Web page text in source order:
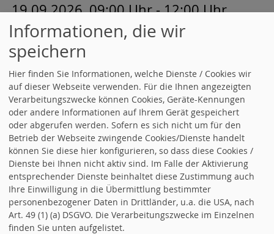
19.09.2026, 09:00 Uhr - 12:00 Uhr
Landesvorstandsklausur
02.10.2026, 17:00 Uhr - 19:00 Uhr
Präsidium
09.10.2026, 17:00 Uhr - 20:00 Uhr
Landesvorstandsklausur
ALLE TERMINE
SOCIAL MEDIA
Informationen, die wir
speichern
Hier finden Sie Informationen, welche Dienste / Cookies wir
auf dieser Webseite verwenden. Für die Ihnen angezeigten
Verarbeitungszwecke können Cookies, Geräte-Kennungen
oder andere Informationen auf Ihrem Gerät gespeichert
oder abgerufen werden. Sofern es sich nicht um für den
Betrieb der Webseite zwingende Cookies/Dienste handelt
können Sie diese hier konfigurieren, so dass diese Cookies /
Dienste bei Ihnen nicht aktiv sind. Im Falle der Aktivierung
entsprechender Dienste beinhaltet diese Zustimmung auch
Ihre Einwilligung in die Übermittlung bestimmter
personenbezogener Daten in Drittländer, u.a. die USA, nach
Art. 49 (1) (a) DSGVO. Die Verarbeitungszwecke im Einzelnen
finden Sie unten aufgelistet.